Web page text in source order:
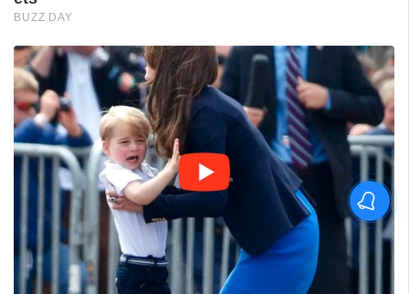
'കാതങ്ങൾ ദൂരെ'; 'ഇറ്റ്സ് എ
മെഡിക്കൽ മിറാക്കിൾ' ആദ്യ
ഗാനം പുറത്ത്